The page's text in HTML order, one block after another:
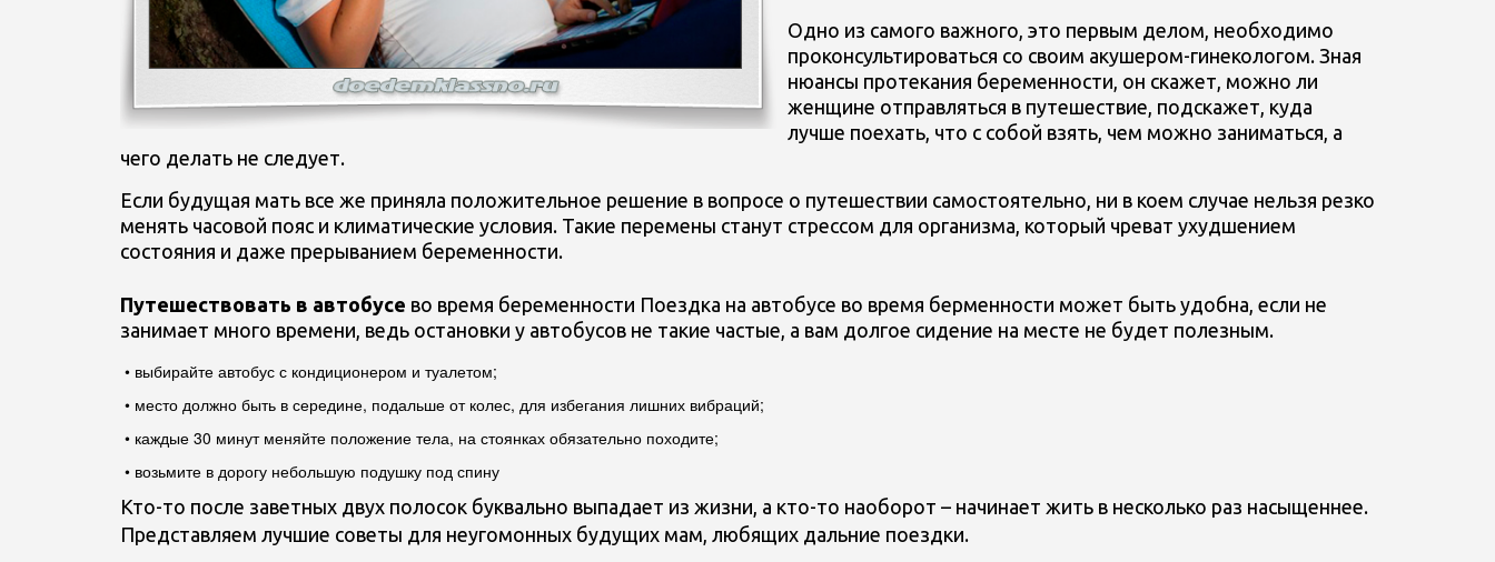
Одно из самого важного, это первым делом, необходимо
проконсультироваться со своим акушером-гинекологом. Зная
нюансы протекания беременности, он скажет, можно ли
женщине отправляться в путешествие, подскажет, куда
лучше поехать, что с собой взять, чем можно заниматься, а
чего делать не следует.
Если будущая мать все же приняла положительное решение в вопросе о путешествии самостоятельно, ни в коем случае нельзя резко
менять часовой пояс и климатические условия. Такие перемены станут стрессом для организма, который чреват ухудшением
состояния и даже прерыванием беременности.
Путешествовать в автобусе во время беременности Поездка на автобусе во время берменности может быть удобна, если не
занимает много времени, ведь остановки у автобусов не такие частые, а вам долгое сидение на месте не будет полезным.
• выбирайте автобус с кондиционером и туалетом;
• место должно быть в середине, подальше от колес, для избегания лишних вибраций;
• каждые 30 минут меняйте положение тела, на стоянках обязательно походите;
• возьмите в дорогу небольшую подушку под спину
Кто-то после заветных двух полосок буквально выпадает из жизни, а кто-то наоборот – начинает жить в несколько раз насыщеннее.
Представляем лучшие советы для неугомонных будущих мам, любящих дальние поездки.